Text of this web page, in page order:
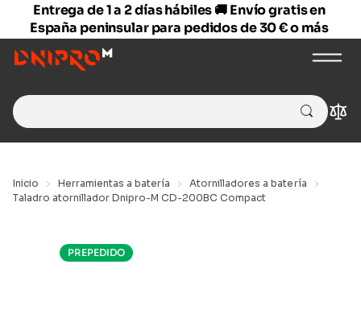
Entrega de 1 a 2 días hábiles 🚚 Envío gratis en
España peninsular para pedidos de 30 € o más
Search
for:
Inicio Herramientas a batería
Atornilladores a batería
Taladro atornillador Dnipro-M CD-200BC Compact
PREPEDIDO